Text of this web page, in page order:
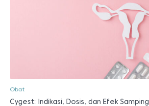
Obat
Cygest: Indikasi, Dosis, dan Efek Samping